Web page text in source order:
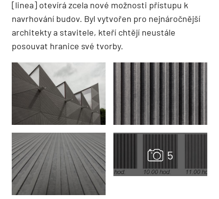
[linea] otevírá zcela nové možnosti přístupu k
navrhování budov. Byl vytvořen pro nejnáročnější
architekty a stavitele, kteří chtějí neustále
posouvat hranice své tvorby.